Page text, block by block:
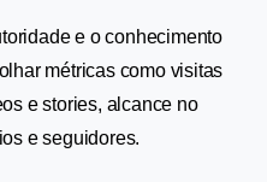
e o conhecimento
métricas como visitas
e stories, alcance no
e seguidores.